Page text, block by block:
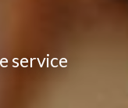
service